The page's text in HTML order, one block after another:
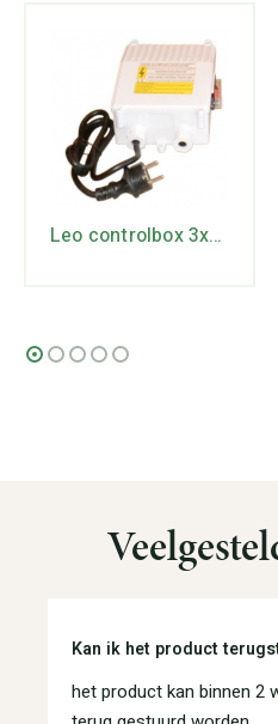
Leo controlbox 3xRm3/31
Kan ik het product
het product kan binnen 2